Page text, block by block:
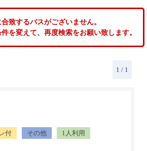
致するバスがございません。
を変えて、再度検索をお願い致します。
1 / 1
付 その他
1人利用